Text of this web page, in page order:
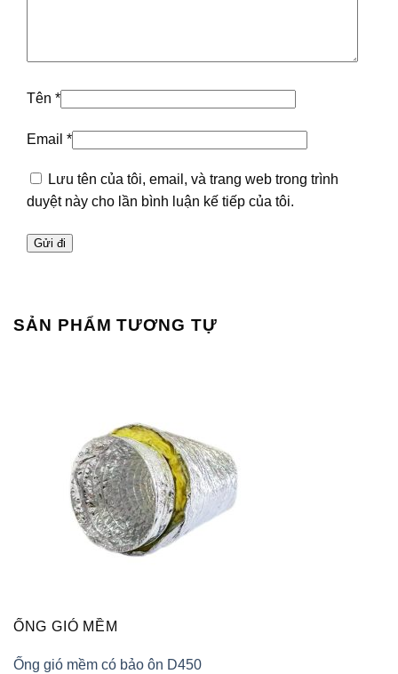
Tên *
Email *
Lưu tên của tôi, email, và trang web trong trình
duyệt này cho lần bình luận kế tiếp của tôi.
SẢN PHẨM TƯƠNG TỰ
ỐNG GIÓ MỀM
Ống gió mềm có bảo ôn D450